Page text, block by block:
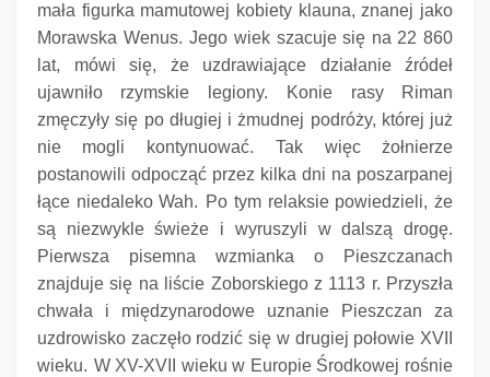
mała figurka mamutowej kobiety klauna, znanej jako
Morawska Wenus. Jego wiek szacuje się na 22 860
lat, mówi się, że uzdrawiające działanie źródeł
ujawniło rzymskie legiony.
Konie rasy Riman
zmęczyły się po długiej i żmudnej podróży, której już
nie mogli kontynuować.
Tak więc żołnierze
postanowili odpocząć przez kilka dni na poszarpanej
łące niedaleko Wah. Po tym relaksie powiedzieli, że
są niezwykle świeże i wyruszyli w dalszą drogę.
Pierwsza pisemna wzmianka o Pieszczanach
znajduje się na liście Zoborskiego z 1113 r. Przyszła
chwała i międzynarodowe uznanie Pieszczan za
uzdrowisko zaczęło rodzić się w drugiej połowie XVII
wieku. W XV-XVII wieku w Europie Środkowej rośnie